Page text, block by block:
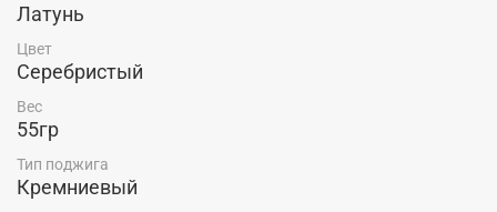
Латунь
Цвет
Серебристый
Вес
55гр
Тип поджига
Кремниевый